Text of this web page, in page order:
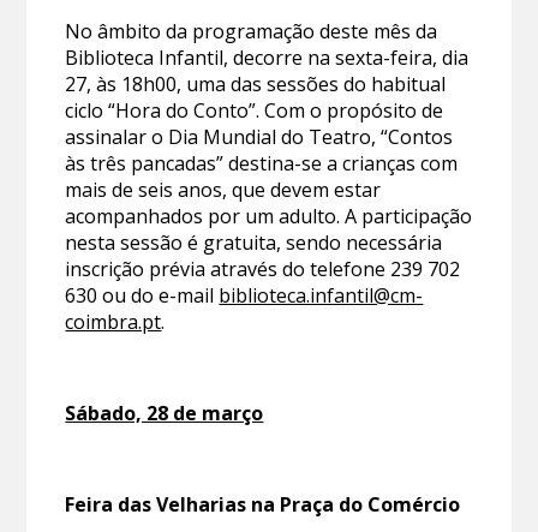
No âmbito da programação deste mês da
Biblioteca Infantil, decorre na sexta-feira, dia
27, às 18h00, uma das sessões do habitual
ciclo “Hora do Conto”. Com o propósito de
assinalar o Dia Mundial do Teatro, “Contos
às três pancadas” destina-se a crianças com
mais de seis anos, que devem estar
acompanhados por um adulto. A participação
nesta sessão é gratuita, sendo necessária
inscrição prévia através do telefone 239 702
630 ou do e-mail biblioteca.infantil@cm-
coimbra.pt.
Sábado, 28 de março
Feira das Velharias na Praça do Comércio